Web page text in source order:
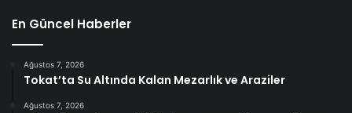
En Güncel Haberler
Ağustos 7, 2026
Tokat’ta Su Altında Kalan Mezarlık ve Araziler
Ağustos 7, 2026